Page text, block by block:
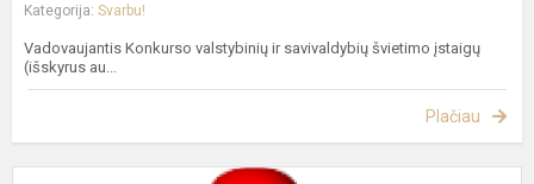
Kategorija: Svarbu!
Vadovaujantis Konkurso valstybinių ir savivaldybių švietimo įstaigų
(išskyrus au...
Plačiau